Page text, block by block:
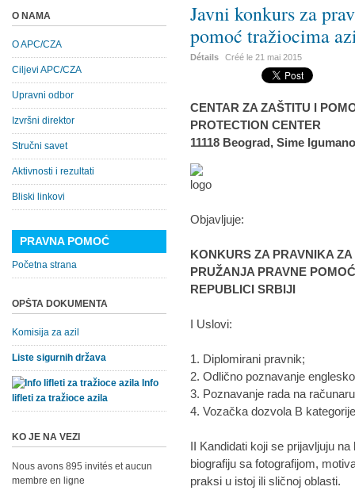
Javni konkurs za
pomoć tražiocima
Détails Créé le21 mai 2015
CENTAR ZA ZAŠTITU I
PROTECTION CENTER
11118 Beograd, Sime
Objavljuje:
KONKURS ZA PRAVNIKA
PRUŽANJA PRAVNE
REPUBLICI SRBIJI
I Uslovi:
1. Diplomirani pravnik;
2. Odlično poznavanje
3. Poznavanje rada na
4. Vozačka dozvola B
II Kandidati koji se prijavljuju
biografiju sa fotografijom,
praksi u istoj ili sličnoj oblasti.
O NAMA
O APC/CZA
Ciljevi APC/CZA
Upravni odbor
Izvršni direktor
Stručni savet
Aktivnosti i rezultati
Bliski linkovi
PRAVNA POMOĆ
Početna strana
OPŠTA DOKUMENTA
Komisija za azil
Liste sigurnih država
Info
lifleti za tražioce azila
KO JE NA VEZI
Nous avons 895 invités et aucun
membre en ligne